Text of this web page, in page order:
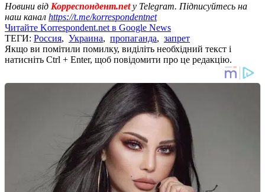
Новини від Корреспондент.netу Telegram. Підписуйтесь на
наш канал https://t.me/korrespondentnet
Читайте Korrespondent.net в Google News
ТЕГИ: Россия, Украина, пропаганда, запрет
Якщо ви помітили помилку, виділіть необхідний текст і
натисніть Ctrl + Enter, щоб повідомити про це редакцію.